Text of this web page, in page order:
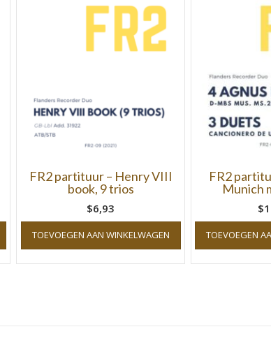
FR2 partituur – Henry VIII
book, 9 trios
$6,93
TOEVOEGEN AAN WINKELWAGEN
FR2
Munich
TOEVOEGEN